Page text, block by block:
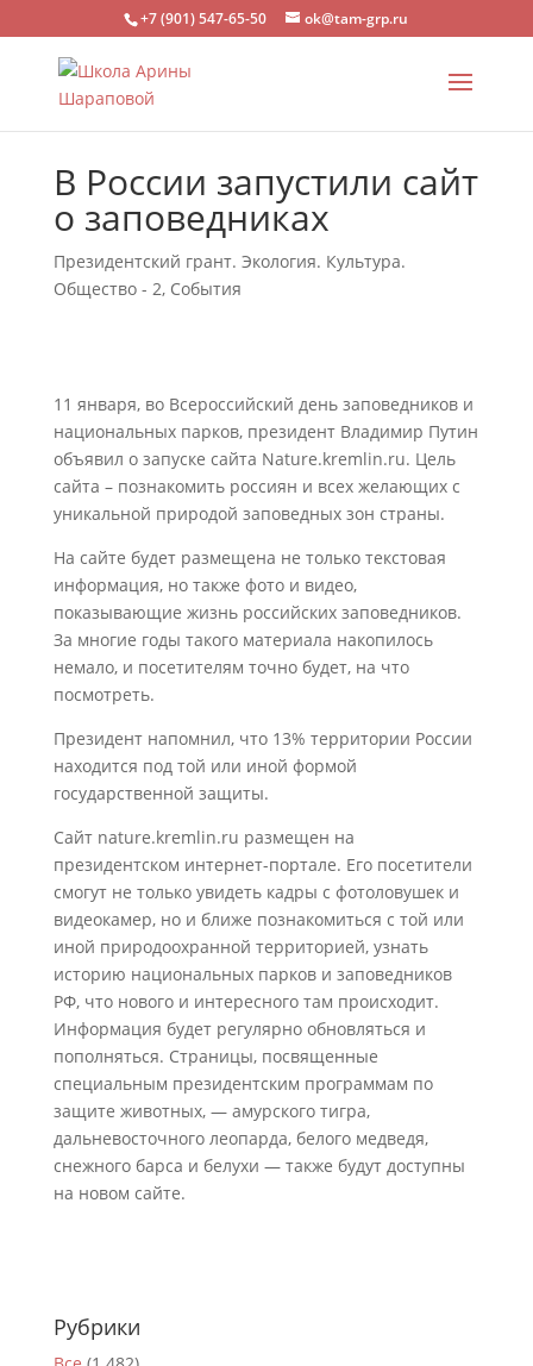
+7 (901) 547-65-50 ok@tam-grp.ru
В России запустили сайт
о заповедниках
Президентский грант. Экология. Культура.
Общество - 2, События
11 января, во Всероссийский день заповедников и
национальных парков, президент Владимир Путин
объявил о запуске сайта Nature.kremlin.ru. Цель
сайта – познакомить россиян и всех желающих с
уникальной природой заповедных зон страны.
На сайте будет размещена не только текстовая
информация, но также фото и видео,
показывающие жизнь российских заповедников.
За многие годы такого материала накопилось
немало, и посетителям точно будет, на что
посмотреть.
Президент напомнил, что 13% территории России
находится под той или иной формой
государственной защиты.
Сайт nature.kremlin.ru размещен на
президентском интернет-портале. Его посетители
смогут не только увидеть кадры с фотоловушек и
видеокамер, но и ближе познакомиться с той или
иной природоохранной территорией, узнать
историю национальных парков и заповедников
РФ, что нового и интересного там происходит.
Информация будет регулярно обновляться и
пополняться. Страницы, посвященные
специальным президентским программам по
защите животных, — амурского тигра,
дальневосточного леопарда, белого медведя,
снежного барса и белухи — также будут доступны
на новом сайте.
Рубрики